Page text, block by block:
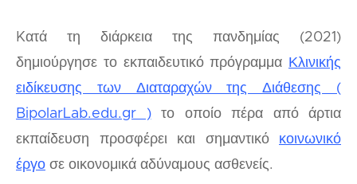
Kατά τη διάρκεια της πανδημίας (2021)
δημιούργησε το εκπαιδευτικό πρόγραμμα
Κλινικής
ειδίκευσης των Διαταραχών της Διάθεσης (
BipolarLab.edu.gr )το οποίο πέρα από άρτια
εκπαίδευση προσφέρει και σημαντικό κοινωνικό
έργο σε οικονομικά αδύναμους ασθενείς.